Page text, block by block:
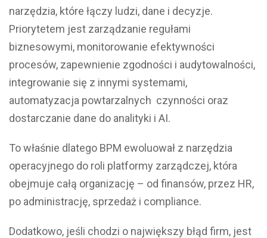
narzędzia, które łączy ludzi, dane i decyzje.
Priorytetem jest zarządzanie regułami
biznesowymi, monitorowanie efektywności
procesów, zapewnienie zgodności i audytowalności,
integrowanie się z innymi systemami,
automatyzacja powtarzalnych czynności oraz
dostarczanie dane do analityki i AI.
To właśnie dlatego BPM ewoluował z narzędzia
operacyjnego do roli platformy zarządczej, która
obejmuje całą organizację – od finansów, przez HR,
po administrację, sprzedaż i compliance.
Dodatkowo, jeśli chodzi o największy błąd firm, jest